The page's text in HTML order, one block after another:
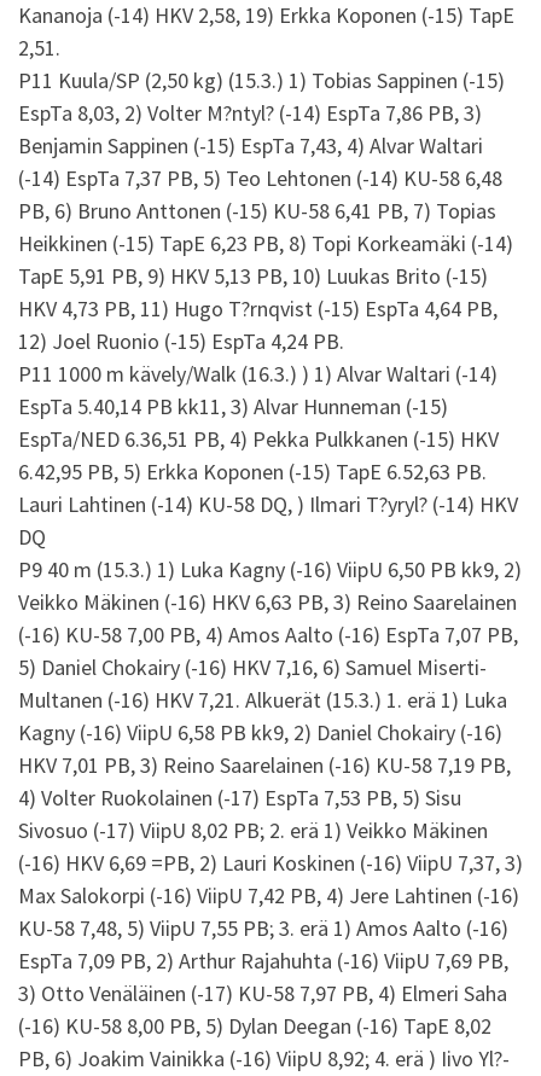
Kananoja (-14) HKV 2,58, 19) Erkka Koponen (-15) TapE
2,51.
P11 Kuula/SP (2,50 kg) (15.3.) 1) Tobias Sappinen (-15)
EspTa 8,03, 2) Volter M?ntyl? (-14) EspTa 7,86 PB, 3)
Benjamin Sappinen (-15) EspTa 7,43, 4) Alvar Waltari
(-14) EspTa 7,37 PB, 5) Teo Lehtonen (-14) KU-58 6,48
PB, 6) Bruno Anttonen (-15) KU-58 6,41 PB, 7) Topias
Heikkinen (-15) TapE 6,23 PB, 8) Topi Korkeamäki (-14)
TapE 5,91 PB, 9) HKV 5,13 PB, 10) Luukas Brito (-15)
HKV 4,73 PB, 11) Hugo T?rnqvist (-15) EspTa 4,64 PB,
12) Joel Ruonio (-15) EspTa 4,24 PB.
P11 1000 m kävely/Walk (16.3.) ) 1) Alvar Waltari (-14)
EspTa 5.40,14 PB kk11, 3) Alvar Hunneman (-15)
EspTa/NED 6.36,51 PB, 4) Pekka Pulkkanen (-15) HKV
6.42,95 PB, 5) Erkka Koponen (-15) TapE 6.52,63 PB.
Lauri Lahtinen (-14) KU-58 DQ, ) Ilmari T?yryl? (-14) HKV
DQ
P9 40 m (15.3.) 1) Luka Kagny (-16) ViipU 6,50 PB kk9, 2)
Veikko Mäkinen (-16) HKV 6,63 PB, 3) Reino Saarelainen
(-16) KU-58 7,00 PB, 4) Amos Aalto (-16) EspTa 7,07 PB,
5) Daniel Chokairy (-16) HKV 7,16, 6) Samuel Miserti-
Multanen (-16) HKV 7,21. Alkuerät (15.3.) 1. erä 1) Luka
Kagny (-16) ViipU 6,58 PB kk9, 2) Daniel Chokairy (-16)
HKV 7,01 PB, 3) Reino Saarelainen (-16) KU-58 7,19 PB,
4) Volter Ruokolainen (-17) EspTa 7,53 PB, 5) Sisu
Sivosuo (-17) ViipU 8,02 PB; 2. erä 1) Veikko Mäkinen
(-16) HKV 6,69 =PB, 2) Lauri Koskinen (-16) ViipU 7,37, 3)
Max Salokorpi (-16) ViipU 7,42 PB, 4) Jere Lahtinen (-16)
KU-58 7,48, 5) ViipU 7,55 PB; 3. erä 1) Amos Aalto (-16)
EspTa 7,09 PB, 2) Arthur Rajahuhta (-16) ViipU 7,69 PB,
3) Otto Venäläinen (-17) KU-58 7,97 PB, 4) Elmeri Saha
(-16) KU-58 8,00 PB, 5) Dylan Deegan (-16) TapE 8,02
PB, 6) Joakim Vainikka (-16) ViipU 8,92; 4. erä ) Iivo Yl?-